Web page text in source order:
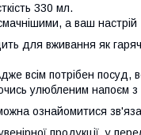
330 мл.
а ваш
для вживання як
всім потрібен посуд,
улюбленим напоєм з
ознайомитися
продукції, у